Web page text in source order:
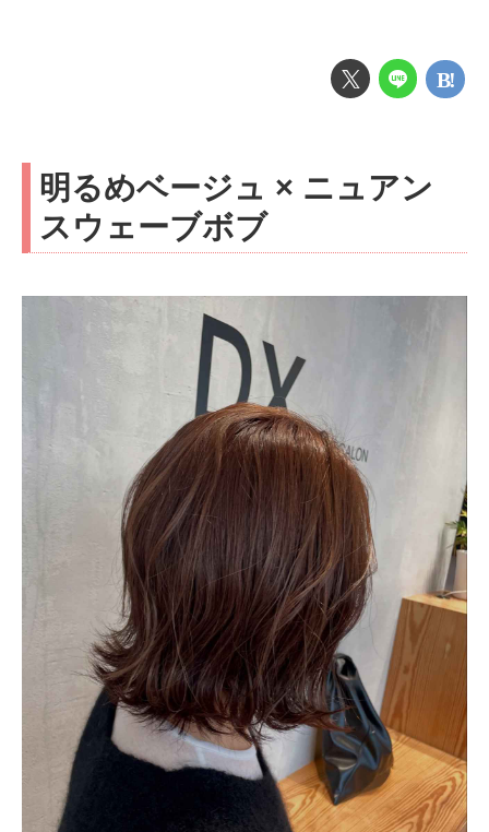
明るめベージュ × ニュアン
スウェーブボブ